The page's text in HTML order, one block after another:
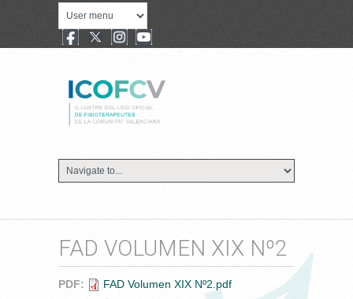
FAD VOLUMEN XIX Nº2
PDF:
FAD Volumen XIX Nº2.pdf